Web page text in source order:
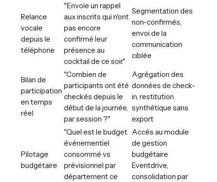
Relance
vocale
depuis le
téléphone
"Envoie un rappel
aux inscrits qui n'ont
pas encore
confirmé leur
présence au
cocktail de ce soir."
Segmentation des
non-confirmés,
envoi de la
communication
ciblée
Bilan de
participation
en temps
réel
"Combien de
participants ont été
checkés depuis le
début de la journée,
par session ?"
Agrégation des
données de check-
in, restitution
synthétique sans
export
Pilotage
budgétaire
"Quel est le budget
événementiel
consommé vs
prévisionnel par
département ce
Accès au module
de gestion
budgétaire
Eventdrive,
consolidation par